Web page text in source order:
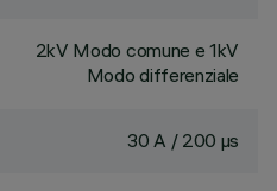
2kV Modo comune e 1kV
Modo differenziale
30 A / 200 µs